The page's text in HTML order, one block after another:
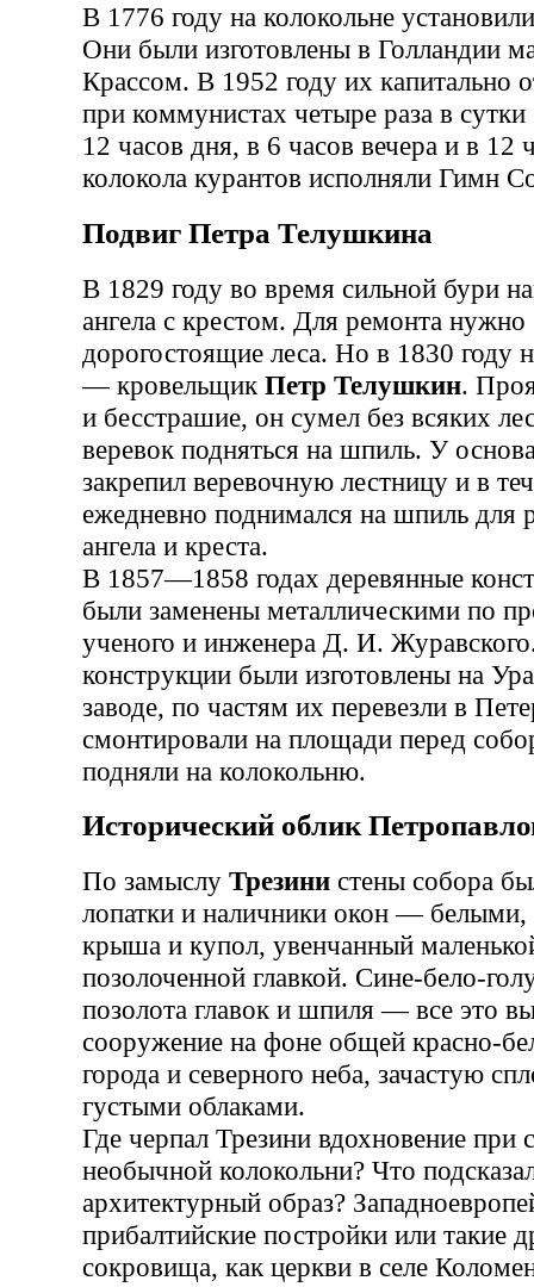
В 1776 году на колокольне
Они были изготовлены в Голландии
Крассом. В 1952 году их капитально
при коммунистах четыре раза в
12 часов дня, в 6 часов вечера и в 12
колокола курантов исполняли Гимн
Подвиг Петра Телушкина
В 1829 году во время сильной бури
ангела с крестом. Для ремонта нужно
дорогостоящие леса. Но в 1830 году
— кровельщик Петр Телушкин.
и бесстрашие, он сумел без всяких
веревок подняться на шпиль. У
закрепил веревочную лестницу и в
ежедневно поднимался на шпиль для
ангела и креста.
В 1857—1858 годах деревянные
были заменены металлическими по
ученого и инженера Д. И.
конструкции были изготовлены на
заводе, по частям их перевезли в
смонтировали на площади перед
подняли на колокольню.
Исторический облик
По замыслу Трезини стены собора
лопатки и наличники окон —
крыша и купол, увенчанный
позолоченной главкой. Сине-бело-
позолота главок и шпиля — все это
сооружение на фоне общей красно-
города и северного неба, зачастую
густыми облаками.
Где черпал Трезини вдохновение при
необычной колокольни? Что
архитектурный образ?
прибалтийские постройки или такие
сокровища, как церкви в селе